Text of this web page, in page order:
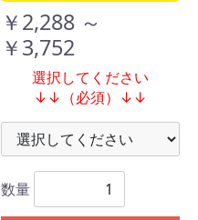
￥2,288 ～
￥3,752
選択してください
↓↓（必須）↓↓
数量